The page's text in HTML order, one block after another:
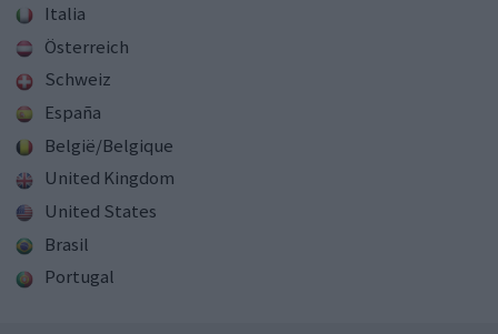
Italia
Österreich
Schweiz
España
België/Belgique
United Kingdom
United States
Brasil
Portugal